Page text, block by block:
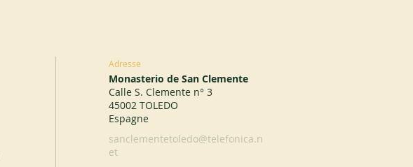
Adresse
Monasterio de San Clemente
Calle S. Clemente n° 3
45002 TOLEDO
Espagne
sanclementetoledo@telefonica.n
et